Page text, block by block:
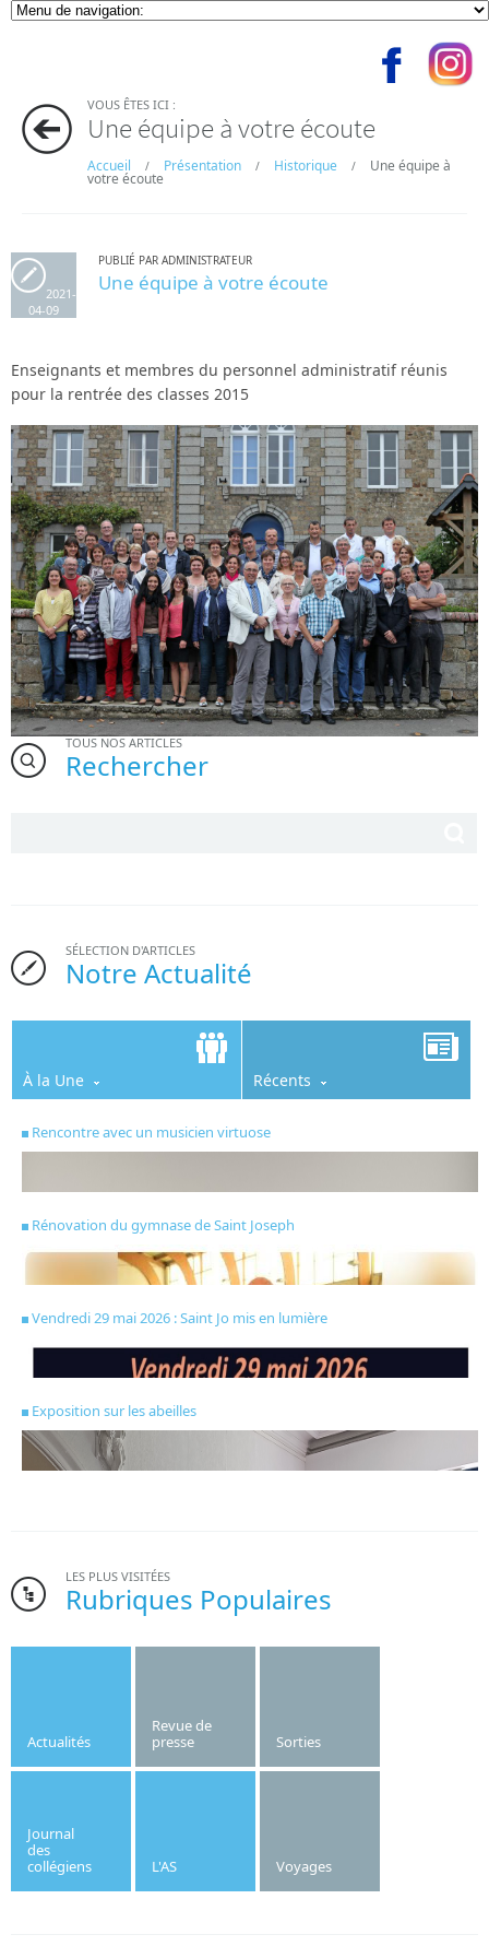
VOUS ÊTES ICI :
Une équipe à votre écoute
Accueil / Présentation / Historique / Une équipe à
votre écoute
2021-
04-09
PUBLIÉ PAR ADMINISTRATEUR
Une équipe à votre écoute
Enseignants et membres du personnel administratif réunis
pour la rentrée des classes 2015
TOUS NOS ARTICLES
Rechercher
SÉLECTION D'ARTICLES
Notre Actualité
À la Une Récents
Rencontre avec un musicien virtuose
Le mardi 16 juin 2026, trois classes du collège Saint
Rénovation du gymnase de Saint Joseph
Vendredi 29 mai 2026 : Saint Jo mis en lumière
Exposition sur les abeilles
LES PLUS VISITÉES
Rubriques Populaires
Actualités
Revue de
presse
Sorties
Journal
des
collégiens
L'AS Voyages